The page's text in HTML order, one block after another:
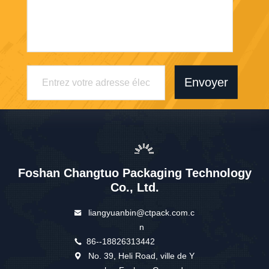
Envoyer
Foshan Changtuo Packaging Technology
Co., Ltd.
liangyuanbin@ctpack.com.c
n
86--18826313442
No. 39, Heli Road, ville de Y